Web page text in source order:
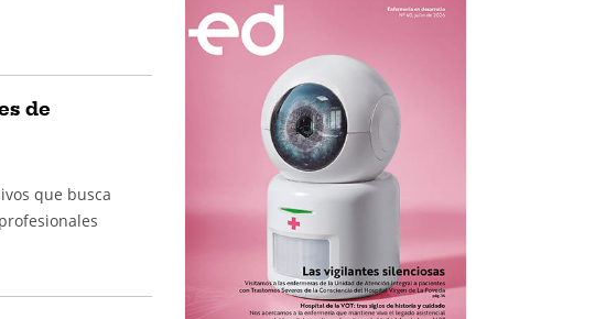
de
que busca